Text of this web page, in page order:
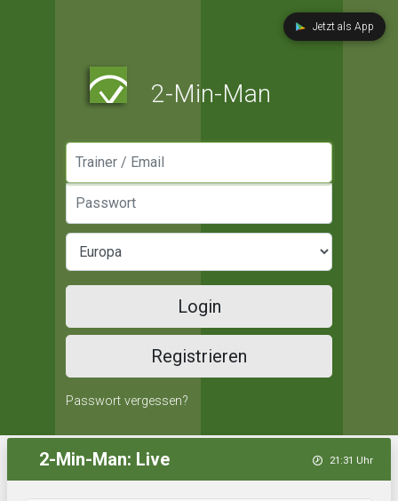
Jetzt als App
2-Min-Man
Login
Registrieren
Passwort vergessen?
2-Min-Man: Live 21:31 Uhr